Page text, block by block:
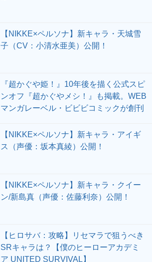
【NIKKE×ペルソナ】新キャラ・天城雪
子（CV：小清水亜美）公開！
『超かぐや姫！』10年後を描く公式スピ
ンオフ『超かぐやメシ！』も掲載。WEB
マンガレーベル・ビビビコミックが創刊
【NIKKE×ペルソナ】新キャラ・アイギ
ス（声優：坂本真綾）公開！
【NIKKE×ペルソナ】新キャラ・クイー
ン/新島真（声優：佐藤利奈）公開！
【ヒロサバ：攻略】リセマラで狙うべき
SRキャラは？【僕のヒーローアカデミ
ア UNITED SURVIVAL】